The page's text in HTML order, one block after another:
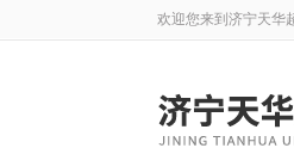
欢迎您来到济宁天华